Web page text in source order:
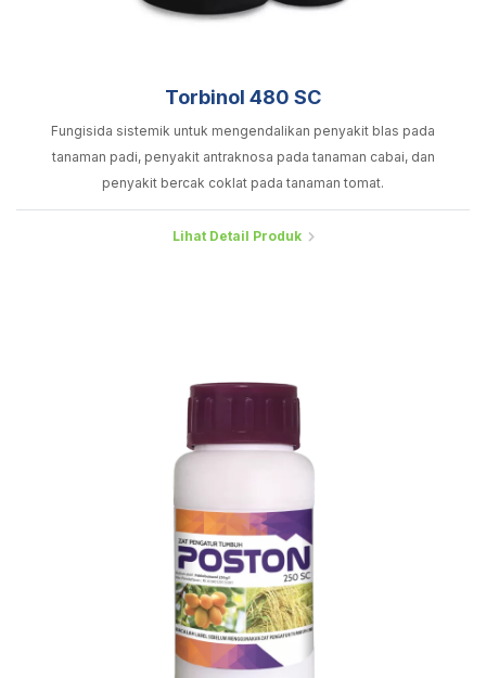
Torbinol 480 SC
Fungisida sistemik untuk mengendalikan penyakit blas pada
tanaman padi, penyakit antraknosa pada tanaman cabai, dan
penyakit bercak coklat pada tanaman tomat.
Lihat Detail Produk